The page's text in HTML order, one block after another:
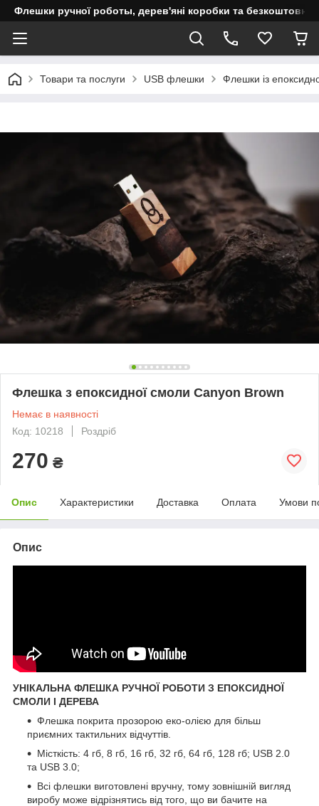
Флешки ручної роботы, дерев'яні коробки та безкоштовне
Товари та послуги USB флешки Флешки із
Флешка з епоксидної смоли Canyon Brown
Немає в наявності
Код: 10218
Роздріб
270 ₴
Опис Характеристики Доставка Оплата Умови
Опис
УНІКАЛЬНА ФЛЕШКА РУЧНОЇ РОБОТИ З ЕПОКСИДНОЇ
СМОЛИ І ДЕРЕВА
Флешка покрита прозорою еко-олією для більш
приємних тактильних відчуттів.
Місткість: 4 гб, 8 гб, 16 гб, 32 гб, 64 гб, 128 гб; USB 2.0
та USB 3.0;
Всі флешки виготовлені вручну, тому зовнішній вигляд
виробу може відрізнятись від того, що ви бачите на